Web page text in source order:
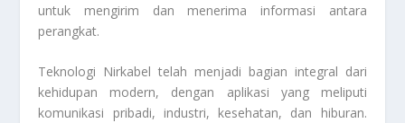
untuk mengirim dan menerima informasi antara
perangkat.
Teknologi Nirkabel telah menjadi bagian integral dari
kehidupan modern, dengan aplikasi yang meliputi
komunikasi pribadi, industri, kesehatan, dan hiburan.